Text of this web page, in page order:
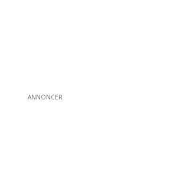
ANNONCER